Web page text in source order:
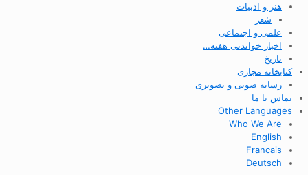
هنر و ادبیات
شعر
علمی و اجتماعی
اخبار خواندنی هفته…
تاریخ
کتابخانه مجازی
رسانه صوتی و تصویری
تماس با ما
Other Languages
Who We Are
English
Francais
Deutsch